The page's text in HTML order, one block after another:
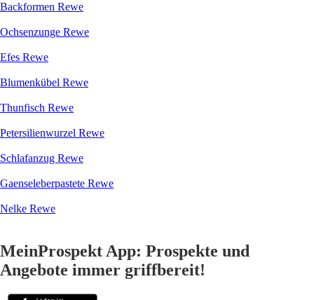
Backformen Rewe
Ochsenzunge Rewe
Efes Rewe
Blumenkübel Rewe
Thunfisch Rewe
Petersilienwurzel Rewe
Schlafanzug Rewe
Gaenseleberpastete Rewe
Nelke Rewe
MeinProspekt App: Prospekte und
Angebote immer griffbereit!